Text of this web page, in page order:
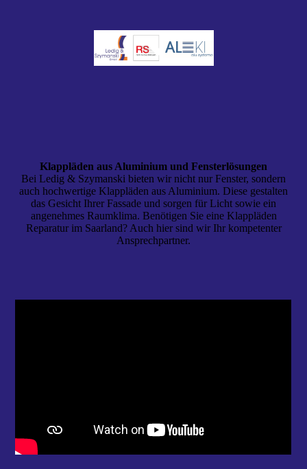
Klappläden aus Aluminium und Fensterlösungen
Bei Ledig & Szymanski bieten wir nicht nur Fenster, sondern
auch hochwertige Klappläden aus Aluminium. Diese gestalten
das Gesicht Ihrer Fassade und sorgen für Licht sowie ein
angenehmes Raumklima. Benötigen Sie eine Klappläden
Reparatur im Saarland? Auch hier sind wir Ihr kompetenter
Ansprechpartner.